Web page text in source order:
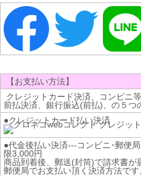
【お支払い方法】
クレジットカード決済、コンビニ
前払決済、銀行振込(前払)、の５つ
●クレジットカード払い決済
●代金後払い決済---コンビニ･郵便
限3,000円
商品到着後、郵送(封筒)で請求書が
郵便局でお支払い頂く決済方法です